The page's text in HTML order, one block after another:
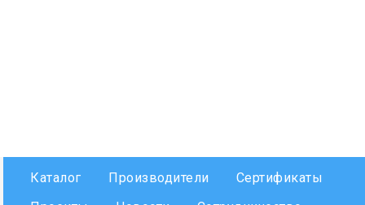
Каталог Производители
Сертификаты